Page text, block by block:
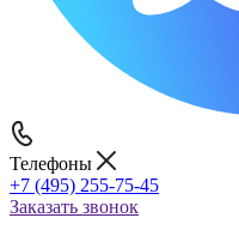
Телефоны
+7 (495) 255-75-45
Заказать звонок